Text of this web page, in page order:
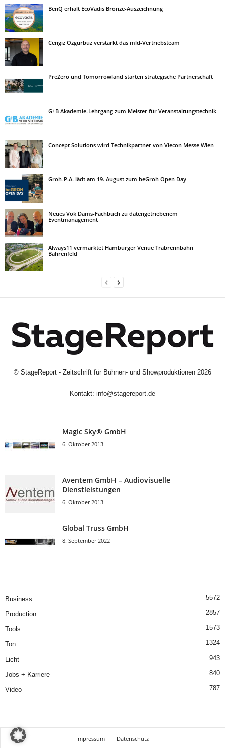
BenQ erhält EcoVadis Bronze-Auszeichnung
Cengiz Özgürbüz verstärkt das mld-Vertriebsteam
PreZero und Tomorrowland starten strategische Partnerschaft
G+B Akademie-Lehrgang zum Meister für Veranstaltungstechnik
Concept Solutions wird Technikpartner von Viecon Messe Wien
Groh-P.A. lädt am 19. August zum beGroh Open Day
Neues Vok Dams-Fachbuch zu datengetriebenem
Eventmanagement
Always11 vermarktet Hamburger Venue Trabrennbahn
Bahrenfeld
© StageReport - Zeitschrift für Bühnen- und Showproduktionen 2026
Kontakt: info@stagereport.de
Magic Sky® GmbH
6. Oktober 2013
Aventem GmbH – Audiovisuelle
Dienstleistungen
6. Oktober 2013
Global Truss GmbH
8. September 2022
Business 5572
Production 2857
Tools 1573
Ton 1324
Licht 943
Jobs + Karriere 840
Video 787
Impressum Datenschutz